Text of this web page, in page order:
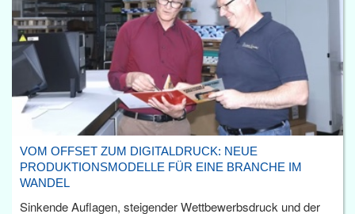
VOM OFFSET ZUM DIGITALDRUCK: NEUE
PRODUKTIONSMODELLE FÜR EINE BRANCHE IM
WANDEL
Sinkende Auflagen, steigender Wettbewerbsdruck und der